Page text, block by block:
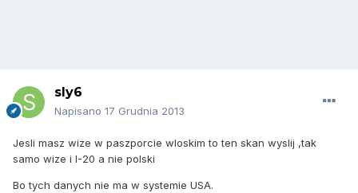
sly6
Napisano 17 Grudnia 2013
Jesli masz wize w paszporcie wloskim to ten skan wyslij ,tak
samo wize i I-20 a nie polski
Bo tych danych nie ma w systemie USA.